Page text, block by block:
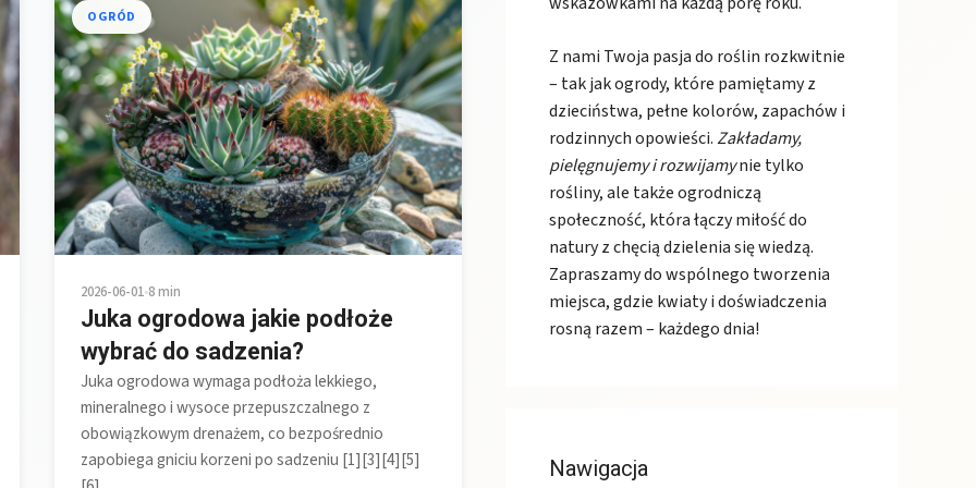
OGRÓD
2026-06-01•8 min
Juka ogrodowa jakie podłoże
wybrać do sadzenia?
Juka ogrodowa wymaga podłoża lekkiego,
mineralnego i wysoce przepuszczalnego z
obowiązkowym drenażem, co bezpośrednio
zapobiega gniciu korzeni po sadzeniu [1][3][4][5]
Z nami Twoja pasja do roślin rozkwitnie
– tak jak ogrody, które pamiętamy z
dzieciństwa, pełne kolorów, zapachów i
rodzinnych opowieści.Zakładamy,
pielęgnujemy i rozwijamynie tylko
rośliny, ale także ogrodniczą
społeczność, która łączy miłość do
natury z chęcią dzielenia się wiedzą.
Zapraszamy do wspólnego tworzenia
miejsca, gdzie kwiaty i doświadczenia
rosną razem – każdego dnia!
Nawigacja